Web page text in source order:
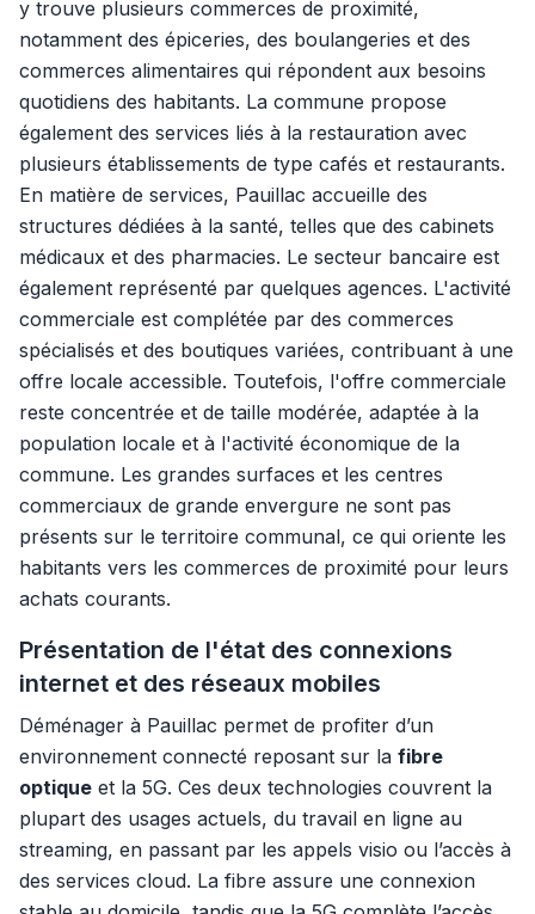
y trouve plusieurs commerces de proximité,
notamment des épiceries, des boulangeries et des
commerces alimentaires qui répondent aux besoins
quotidiens des habitants. La commune propose
également des services liés à la restauration avec
plusieurs établissements de type cafés et restaurants.
En matière de services, Pauillac accueille des
structures dédiées à la santé, telles que des cabinets
médicaux et des pharmacies. Le secteur bancaire est
également représenté par quelques agences. L'activité
commerciale est complétée par des commerces
spécialisés et des boutiques variées, contribuant à une
offre locale accessible. Toutefois, l'offre commerciale
reste concentrée et de taille modérée, adaptée à la
population locale et à l'activité économique de la
commune. Les grandes surfaces et les centres
commerciaux de grande envergure ne sont pas
présents sur le territoire communal, ce qui oriente les
habitants vers les commerces de proximité pour leurs
achats courants.
Présentation de l'état des connexions
internet et des réseaux mobiles
Déménager à Pauillac permet de profiter d’un
environnement connecté reposant sur la fibre
optique et la 5G. Ces deux technologies couvrent la
plupart des usages actuels, du travail en ligne au
streaming, en passant par les appels visio ou l’accès à
des services cloud. La fibre assure une connexion